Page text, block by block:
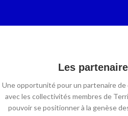
Les
Une opportunité pour un partenaire
avec les collectivités membres de
pouvoir se positionner à la genèse